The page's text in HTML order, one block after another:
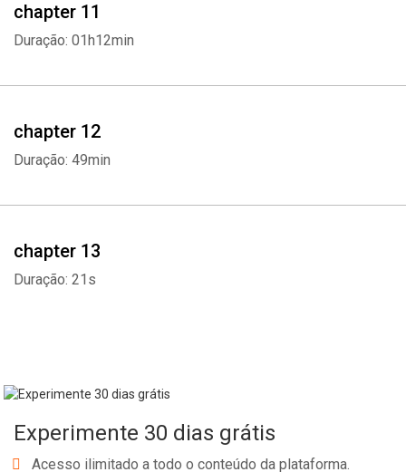
chapter 11
Duração: 01h12min
chapter 12
Duração: 49min
chapter 13
Duração: 21s
Experimente 30 dias grátis
Acesso ilimitado a todo o conteúdo da plataforma.